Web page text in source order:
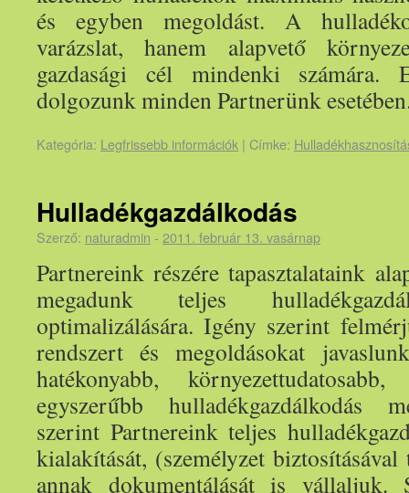
és egyben megoldást. A
varázslat, hanem alapvető
gazdasági cél mindenki számára.
dolgozunk minden Partnerünk
Kategória: Legfrissebb információk | Címke:
Hulladékgazdálkodás
Szerző: naturadmin - 2011. február 13. vasárnap
Partnereink részére tapasztalataink
megadunk teljes
optimalizálására. Igény szerint
rendszert és megoldásokat
hatékonyabb,
egyszerűbb hulladékgazdálkodás
szerint Partnereink teljes
kialakítását, (személyzet
annak dokumentálását is vállaljuk.